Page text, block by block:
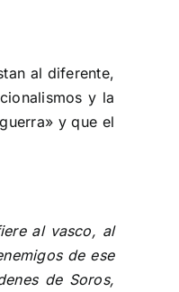
al diferente,
y la
y que el
al vasco, al
de ese
de Soros,